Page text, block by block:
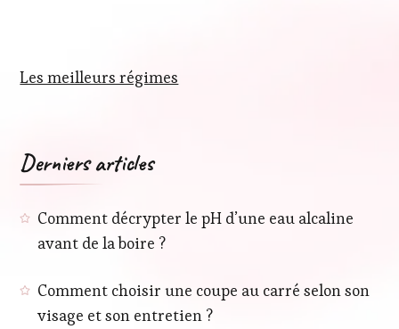
Les meilleurs régimes
Derniers articles
Comment décrypter le pH d’une eau alcaline
avant de la boire ?
Comment choisir une coupe au carré selon son
visage et son entretien ?